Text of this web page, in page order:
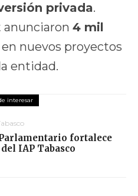
privada.
anunciaron 4 mil
en nuevos proyectos
entidad.
fortalece
IAP Tabasco